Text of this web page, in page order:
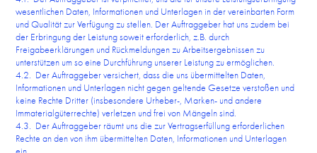
wesentlichen Daten, Informationen und Unterlagen in der vereinbarten Form
und Qualität zur Verfügung zu stellen. Der Auftraggeber hat uns zudem bei
der Erbringung der Leistung soweit erforderlich, z.B. durch
Freigabeerklärungen und Rückmeldungen zu Arbeitsergebnissen zu
unterstützen um so eine Durchführung unserer Leistung zu ermöglichen.
4.2. Der Auftraggeber versichert, dass die uns übermittelten Daten,
Informationen und Unterlagen nicht gegen geltende Gesetze verstoßen und
keine Rechte Dritter (insbesondere Urheber-, Marken- und andere
Immaterialgüterrechte) verletzen und frei von Mängeln sind.
4.3. Der Auftraggeber räumt uns die zur Vertragserfüllung erforderlichen
Rechte an den von ihm übermittelten Daten, Informationen und Unterlagen